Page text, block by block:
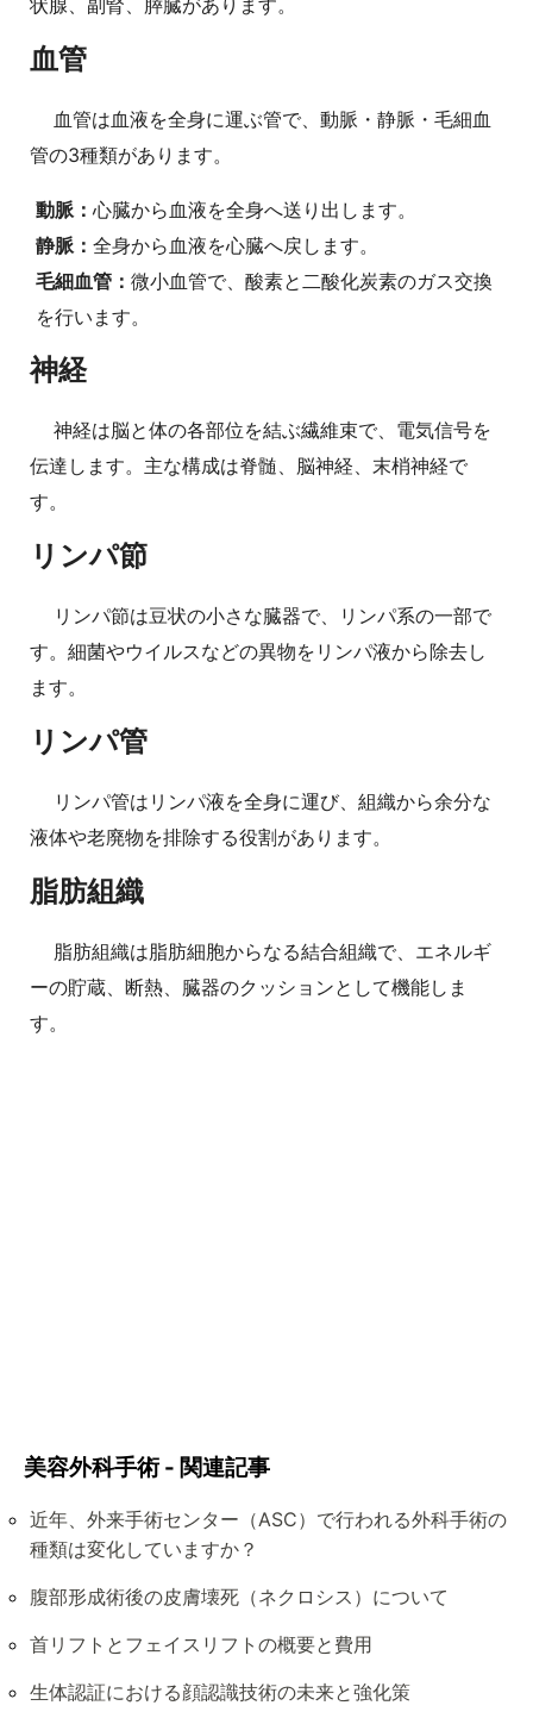
状腺、副腎、膵臓があります。
血管
血管は血液を全身に運ぶ管で、動脈・静脈・毛細血
管の3種類があります。
動脈： 心臓から血液を全身へ送り出します。
静脈： 全身から血液を心臓へ戻します。
毛細血管： 微小血管で、酸素と二酸化炭素のガス交換
を行います。
神経
神経は脳と体の各部位を結ぶ繊維束で、電気信号を
伝達します。主な構成は脊髄、脳神経、末梢神経で
す。
リンパ節
リンパ節は豆状の小さな臓器で、リンパ系の一部で
す。細菌やウイルスなどの異物をリンパ液から除去し
ます。
リンパ管
リンパ管はリンパ液を全身に運び、組織から余分な
液体や老廃物を排除する役割があります。
脂肪組織
脂肪組織は脂肪細胞からなる結合組織で、エネルギ
ーの貯蔵、断熱、臓器のクッションとして機能しま
す。
美容外科手術 - 関連記事
近年、外来手術センター（ASC）で行われる外科手術の
種類は変化していますか？
腹部形成術後の皮膚壊死（ネクロシス）について
首リフトとフェイスリフトの概要と費用
生体認証における顔認識技術の未来と強化策